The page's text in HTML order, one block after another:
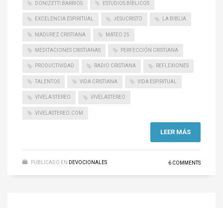
DONIZETTI BARRIOS ESTUDIOS BÍBLICOS
EXCELENCIA ESPIRITUAL JESUCRISTO LA BIBLIA
MADUREZ CRISTIANA MATEO 25
MEDITACIONES CRISTIANAS PERFECCIÓN CRISTIANA
PRODUCTIVIDAD RADIO CRISTIANA REFLEXIONES
TALENTOS VIDA CRISTIANA VIDA ESPIRITUAL
VIVELA STEREO VIVELASTEREO
VIVELASTEREO.COM
LEER MÁS
PUBLICADO EN DEVOCIONALES 6 COMMENTS